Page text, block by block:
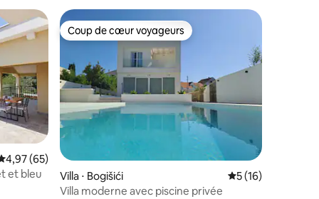
: 4,9 sur 5
appréciés
moyenne sur la base de 65 commentaires : 4,97 sur 5
4,97 (65)
et bleu
Coup de cœur voyageurs
Coup de cœur voyageurs
Villa ⋅ Bogišići Évaluation
5 (16)
Villa moderne avec piscine privée